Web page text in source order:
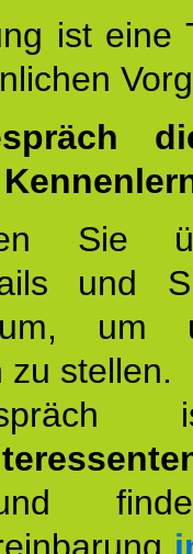
ist eine
Sie
und
um
zu stellen.